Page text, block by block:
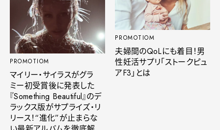
PROMOTIOM
マイリー・サイラスがグラ
ミー初受賞後に発表した
『Something Beautiful』のデ
ラックス版がサプライズ・リ
リース！“進化”が止まらな
PROMOTIOM
夫婦間のQoLにも着目！男
性妊活サプリ「ストークピュ
アF3」とは